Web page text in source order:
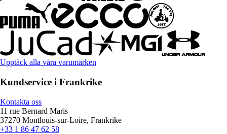
Upptäck alla våra varumärken
Kundservice i Frankrike
Kontakta oss
11 rue Bernard Maris
37270 Montlouis-sur-Loire, Frankrike
+33 1 86 47 62 58